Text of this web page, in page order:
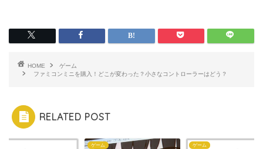
HOME
ゲーム
ファミコンミニを購入！どこが変わった？小さなコントローラーはどう？
RELATED POST
ゲーム